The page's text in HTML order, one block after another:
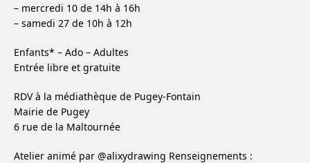
– mercredi 10 de 14h à 16h
– samedi 27 de 10h à 12h
Enfants* – Ado – Adultes
Entrée libre et gratuite
RDV à la médiathèque de Pugey-Fontain
Mairie de Pugey
6 rue de la Maltournée
Atelier animé par @alixydrawing Renseignements :